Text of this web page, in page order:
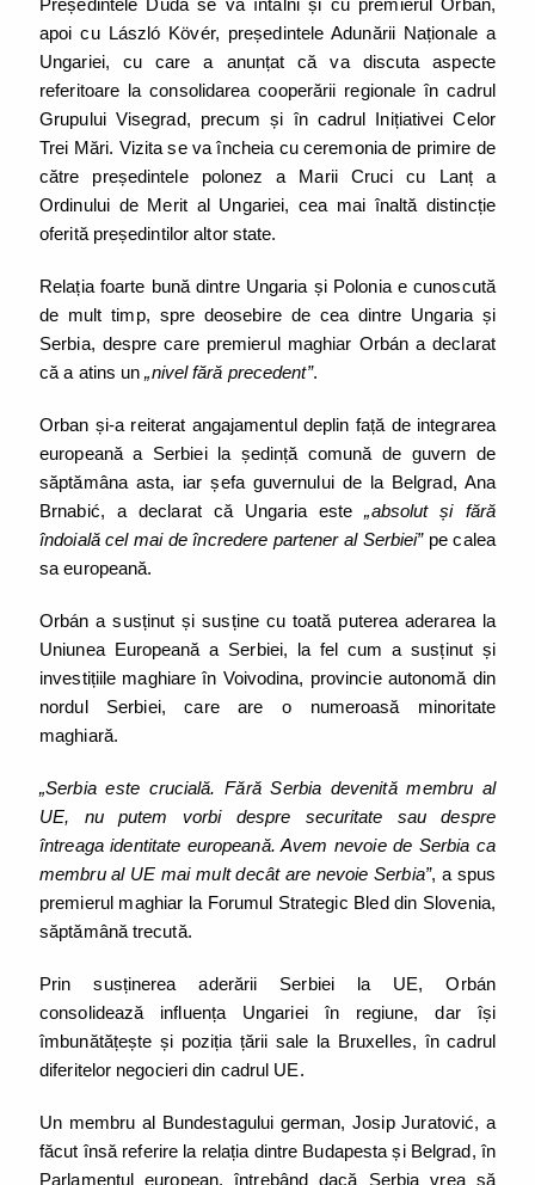
apoi cu László Kövér, președintele Adunării Naționale a
Ungariei, cu care a anunțat că va discuta aspecte
referitoare la consolidarea cooperării regionale în cadrul
Grupului Visegrad, precum și în cadrul Inițiativei Celor
Trei Mări. Vizita se va încheia cu ceremonia de primire de
către președintele polonez a Marii Cruci cu Lanț a
Ordinului de Merit al Ungariei, cea mai înaltă distincție
oferită președintilor altor state.
Relația foarte bună dintre Ungaria și Polonia e cunoscută
de mult timp, spre deosebire de cea dintre Ungaria și
Serbia, despre care premierul maghiar Orbán a declarat
că a atins un„nivel fără precedent”.
Orban și-a reiterat angajamentul deplin față de integrarea
europeană a Serbiei la ședință comună de guvern de
săptămâna asta, iar șefa guvernului de la Belgrad, Ana
Brnabić, a declarat că Ungaria este„absolut și fără
îndoială cel mai de încredere partener al Serbiei”pe calea
sa europeană.
Orbán a susținut și susține cu toată puterea aderarea la
Uniunea Europeană a Serbiei, la fel cum a susținut și
investițiile maghiare în Voivodina, provincie autonomă din
nordul Serbiei, care are o numeroasă minoritate
maghiară.
„Serbia este crucială. Fără Serbia devenită membru al
UE, nu putem vorbi despre securitate sau despre
întreaga identitate europeană. Avem nevoie de Serbia ca
membru al UE mai mult decât are nevoie Serbia”, a spus
premierul maghiar la Forumul Strategic Bled din Slovenia,
săptămână trecută.
Prin susținerea aderării Serbiei la UE, Orbán
consolidează influența Ungariei în regiune, dar își
îmbunătățește și poziția țării sale la Bruxelles, în cadrul
diferitelor negocieri din cadrul UE.
Un membru al Bundestagului german, Josip Juratović, a
făcut însă referire la relația dintre Budapesta și Belgrad, în
Parlamentul european, întrebând dacă Serbia vrea să